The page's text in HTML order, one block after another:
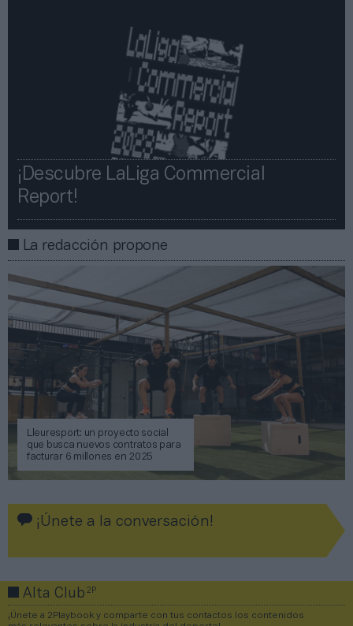
¡Descubre LaLiga Commercial
Report!​​
La redacción propone
Lleuresport: un proyecto social
que busca nuevos contratos para
facturar 6 millones en 2025
¡Únete a la conversación!
Alta Club2P
¡Únete a 2Playbook y comparte con tus contactos los contenidos